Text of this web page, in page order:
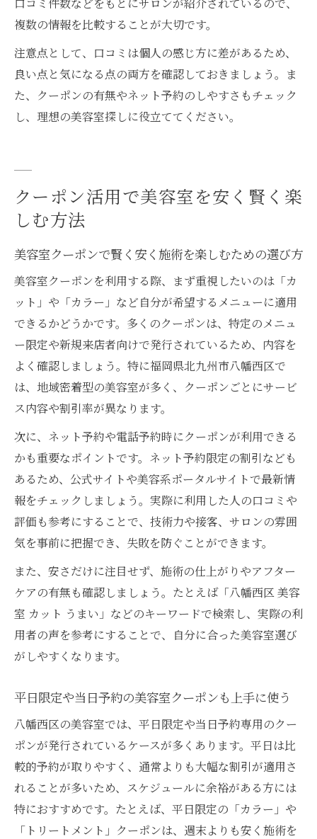
複数の情報を比較することが大切です。
注意点として、口コミは個人の感じ方に差があるため、
良い点と気になる点の両方を確認しておきましょう。ま
た、クーポンの有無やネット予約のしやすさもチェック
し、理想の美容室探しに役立ててください。
クーポン活用で美容室を安く賢く楽
しむ方法
美容室クーポンで賢く安く施術を楽しむための選び方
美容室クーポンを利用する際、まず重視したいのは「カ
ット」や「カラー」など自分が希望するメニューに適用
できるかどうかです。多くのクーポンは、特定のメニュ
ー限定や新規来店者向けで発行されているため、内容を
よく確認しましょう。特に福岡県北九州市八幡西区で
は、地域密着型の美容室が多く、クーポンごとにサービ
ス内容や割引率が異なります。
次に、ネット予約や電話予約時にクーポンが利用できる
かも重要なポイントです。ネット予約限定の割引なども
あるため、公式サイトや美容系ポータルサイトで最新情
報をチェックしましょう。実際に利用した人の口コミや
評価も参考にすることで、技術力や接客、サロンの雰囲
気を事前に把握でき、失敗を防ぐことができます。
また、安さだけに注目せず、施術の仕上がりやアフター
ケアの有無も確認しましょう。たとえば「八幡西区 美容
室 カット うまい」などのキーワードで検索し、実際の利
用者の声を参考にすることで、自分に合った美容室選び
がしやすくなります。
平日限定や当日予約の美容室クーポンも上手に使う
八幡西区の美容室では、平日限定や当日予約専用のクー
ポンが発行されているケースが多くあります。平日は比
較的予約が取りやすく、通常よりも大幅な割引が適用さ
れることが多いため、スケジュールに余裕がある方には
特におすすめです。たとえば、平日限定の「カラー」や
「トリートメント」クーポンは、週末よりも安く施術を